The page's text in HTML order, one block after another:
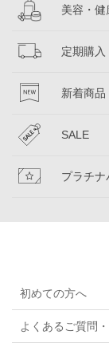
美容・健
定期購入
新着商品
SALE
プラチナ
初めての方へ
よくあるご質問